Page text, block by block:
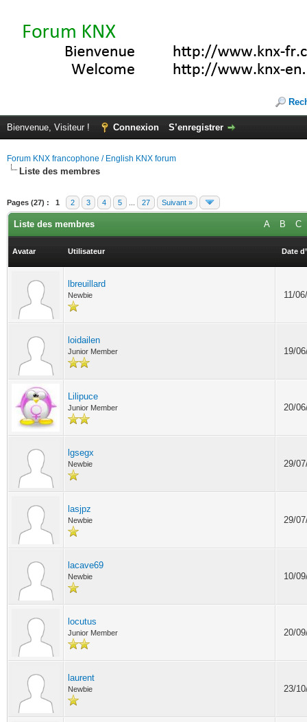
Bienvenue, Visiteur ! Connexion S’enregistrer
Forum KNX francophone / English KNX forum
Liste des membres
Pages (27) : 1 2 3 4 5 27 Suivant »
A B C
Liste des membres
Avatar Utilisateur Date
lbreuillard
Newbie 11/
loidailen
Junior Member 19/
Lilipuce
Junior Member 20/
lgsegx
Newbie 29/
lasjpz
Newbie 29/
lacave69
Newbie 10/
locutus
Junior Member 20/
laurent
Newbie 23/